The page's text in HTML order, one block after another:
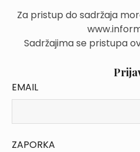
Za pristup do sadržaja
Sadržajima se pristupa
EMAIL
ZAPORKA